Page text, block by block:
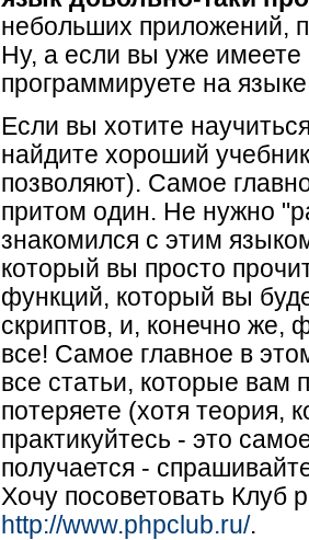
небольших приложений,
Ну, а если вы уже
программируете на
Если вы хотите
найдите хороший
позволяют). Самое
притом один. Не нужно
знакомился с этим
который вы просто
функций, который вы
скриптов, и, конечно
все! Самое главное в
все статьи, которые вам
потеряете (хотя теория,
практикуйтесь - это
получается -
Хочу посоветовать Клуб
http://www.phpclub.ru/.